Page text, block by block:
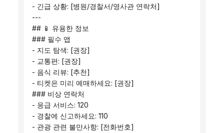
- 긴급 상황: [병원/경찰서/영사관 연락처]
---
## 📱 유용한 정보
### 필수 앱
- 지도 탐색: [권장]
- 교통편: [권장]
- 음식 리뷰: [추천]
- 티켓은 미리 예매하세요: [권장]
### 비상 연락처
- 응급 서비스: 120
- 경찰에 신고하세요: 110
- 관광 관련 불만사항: [전화번호]